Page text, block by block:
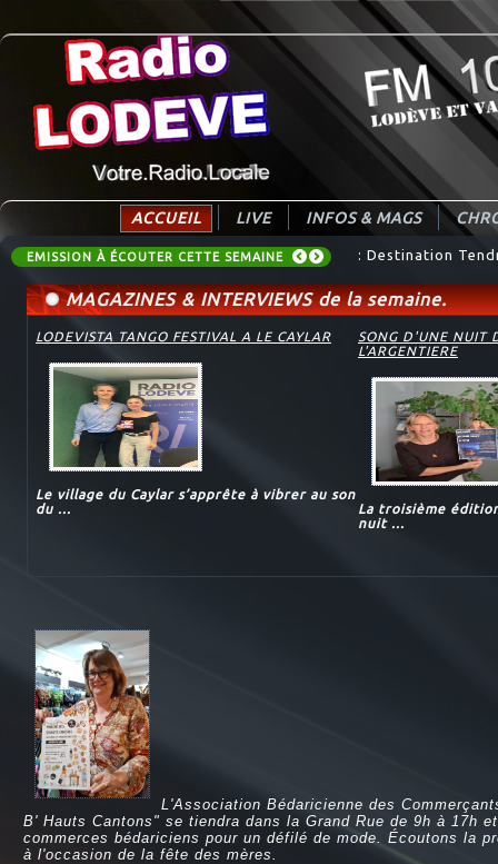
ACCUEIL LIVE INFOS & MAGS
EMISSION À ÉCOUTER CETTE SEMAINE :
: Destination
MAGAZINES & INTERVIEWS de la semaine.
LODEVISTA TANGO FESTIVAL A LE CAYLAR
Le village du Caylar s’apprête à vibrer au son
du ...
SONG D'UNE NUIT
L'ARGENTIERE
La troisième
nuit ...
L'Association Bédaricienne des
B' Hauts Cantons" se tiendra dans la Grand Rue de 9h à 17h
commerces bédariciens pour un défilé de mode. Écoutons la
à l'occasion de la fête des mères.